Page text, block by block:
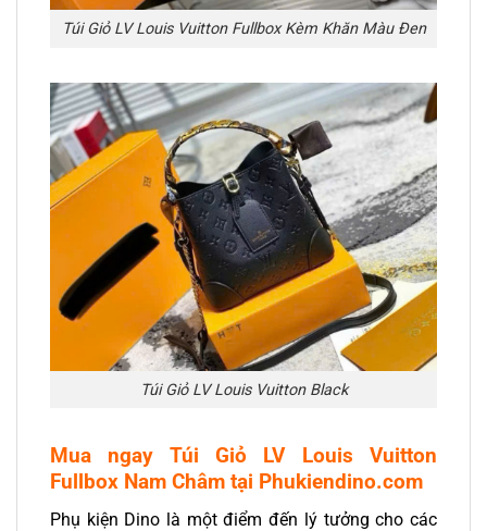
Túi Giỏ LV Louis Vuitton Fullbox Kèm Khăn Màu Đen
Túi Giỏ LV Louis Vuitton Black
Mua ngay Túi Giỏ LV Louis Vuitton
Fullbox Nam Châm tại Phukiendino.com
Phụ kiện Dino là một điểm đến lý tưởng cho các